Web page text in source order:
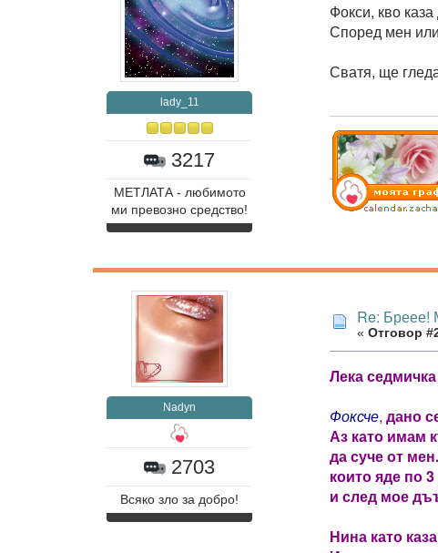
lady_11
3217
МЕТЛАТА - любимото
ми превозно средство!
Фокси, кво каза
Според мен или
Сватя, ще
Nadyn
2703
Всяко зло за добро!
Re: Бреее!
« Отговор
Лека
Фоксче, дано
Аз като имам
да суче от
които яде по
и след мое
Нина като